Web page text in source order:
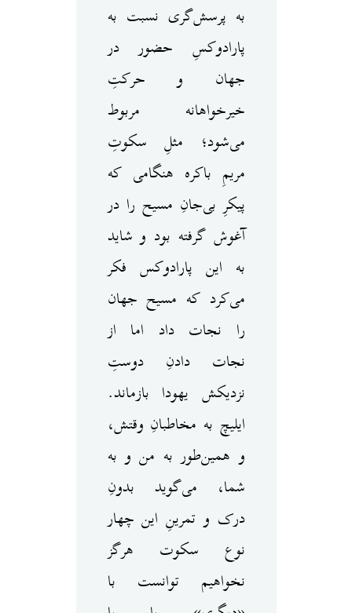
به پرسش‌گری نسبت به
پارادوکسِ حضور در
جهان و حرکتِ
خیرخواهانه مربوط
می‌شود؛ مثلِ سکوتِ
مریمِ باکره هنگامی که
پیکرِ بی‌جانِ مسیح را در
آغوش گرفته بود و شاید
به این پارادوکس فکر
می‌کرد که مسیح جهان
را نجات داد اما از
نجات دادنِ دوستِ
نزدیکش یهودا بازماند.
ایلیچ به مخاطبانِ وقتش،
و همین‌طور به من و به
شما، می‌‌گوید بدونِ
درک و تمرینِ این چهار
نوع سکوت هرگز
نخواهیم توانست با